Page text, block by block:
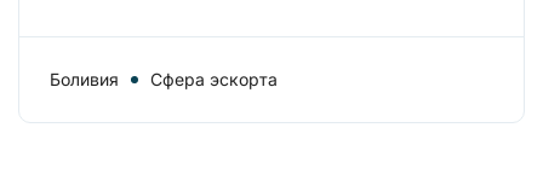
Боливия Сфера эскорта